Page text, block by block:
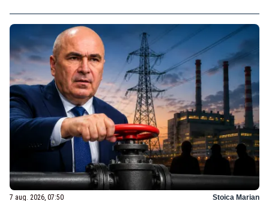
7 aug. 2026, 07:50 Stoica Marian